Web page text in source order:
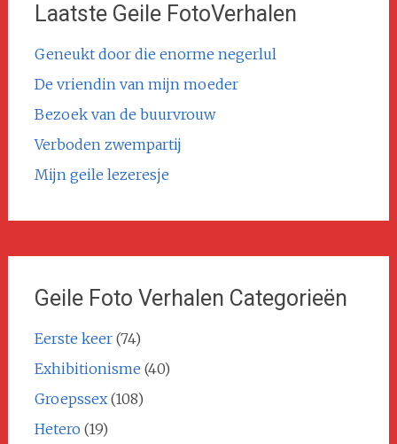
Laatste Geile FotoVerhalen
Geneukt door die enorme negerlul
De vriendin van mijn moeder
Bezoek van de buurvrouw
Verboden zwempartij
Mijn geile lezeresje
Geile Foto Verhalen Categorieën
Eerste keer(74)
Exhibitionisme (40)
Groepssex(108)
Hetero (19)